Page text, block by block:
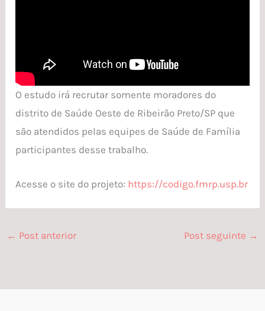
O estudo irá recrutar somente moradores do
distrito de Saúde Oeste de Ribeirão Preto/SP que
são atendidos pelas equipes de Saúde de Família
participantes desse trabalho.
Acesse o site do projeto: https://codigo.fmrp.usp.br
← Post anterior Post seguinte →